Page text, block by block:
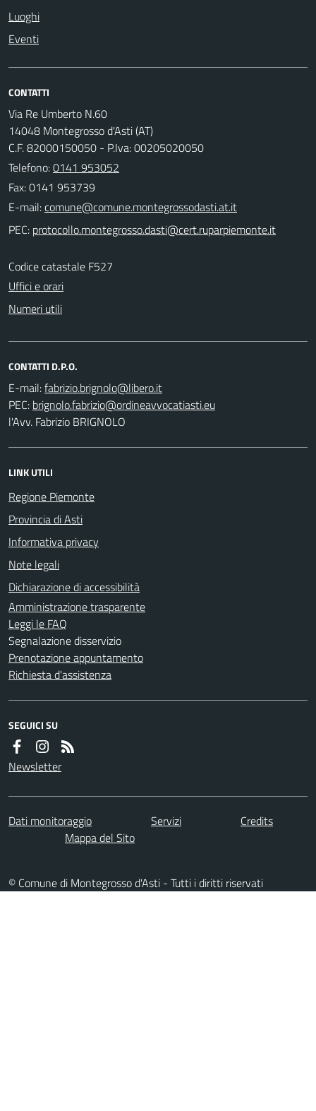
Luoghi
Eventi
CONTATTI
Via Re Umberto N.60
14048 Montegrosso d'Asti (AT)
C.F. 82000150050 - P.Iva: 00205020050
Telefono:0141 953052
Fax: 0141 953739
E-mail:
PEC:
Codice catastale F527
Uffici e orari
Numeri utili
CONTATTI D.P.O.
E-mail:
PEC:
l'Avv. Fabrizio BRIGNOLO
LINK UTILI
Regione Piemonte
Provincia di Asti
Informativa privacy
Note legali
Dichiarazione di accessibilità
Amministrazione trasparente
Leggi le FAQ
Segnalazione disservizio
Prenotazione appuntamento
Richiesta d'assistenza
SEGUICI SU
Newsletter
Dati monitoraggio Servizi
Credits
Mappa del Sito
© Comune di Montegrosso d'Asti - Tutti i diritti riservati